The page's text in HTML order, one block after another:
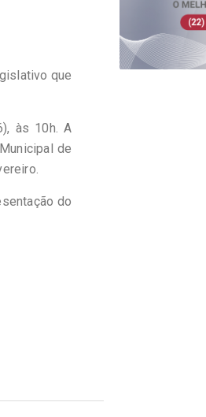
que
às 10h. A
de
do